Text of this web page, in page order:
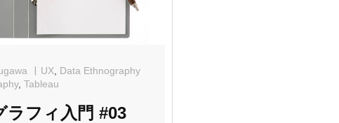
UX Data Ethnography
, Tableau
ラフィ入門 #03